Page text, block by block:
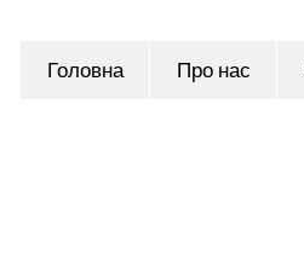
Головна Про нас